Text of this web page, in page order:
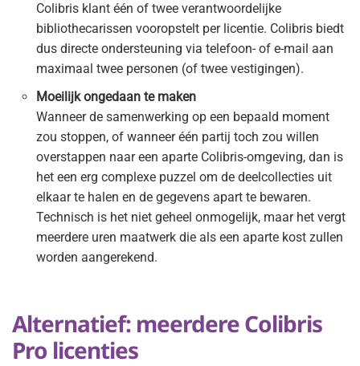
Colibris klant één of twee verantwoordelijke
bibliothecarissen vooropstelt per licentie. Colibris biedt
dus directe ondersteuning via telefoon- of e-mail aan
maximaal twee personen (of twee vestigingen).
Moeilijk ongedaan te maken
Wanneer de samenwerking op een bepaald moment
zou stoppen, of wanneer één partij toch zou willen
overstappen naar een aparte Colibris-omgeving, dan is
het een erg complexe puzzel om de deelcollecties uit
elkaar te halen en de gegevens apart te bewaren.
Technisch is het niet geheel onmogelijk, maar het vergt
meerdere uren maatwerk die als een aparte kost zullen
worden aangerekend.
Alternatief: meerdere Colibris
Pro licenties